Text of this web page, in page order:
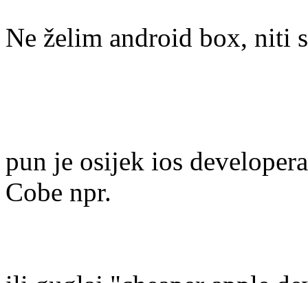
Ne želim android box, niti
pun je osijek ios
Cobe npr.